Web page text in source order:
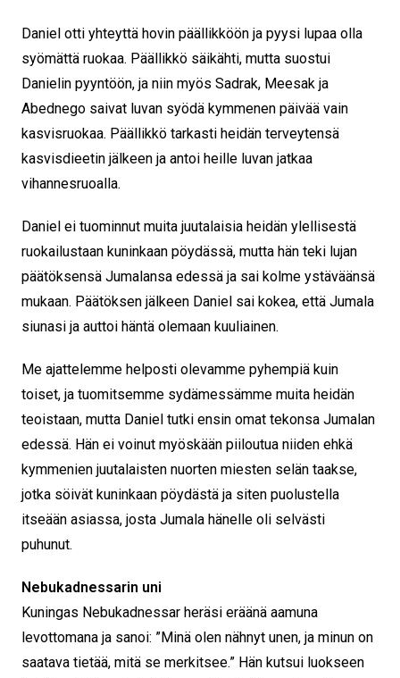
Daniel otti yhteyttä hovin päällikköön ja pyysi lupaa olla
syömättä ruokaa. Päällikkö säikähti, mutta suostui
Danielin pyyntöön, ja niin myös Sadrak, Meesak ja
Abednego saivat luvan syödä kymmenen päivää vain
kasvisruokaa. Päällikkö tarkasti heidän terveytensä
kasvisdieetin jälkeen ja antoi heille luvan jatkaa
vihannesruoalla.
Daniel ei tuominnut muita juutalaisia heidän ylellisestä
ruokailustaan kuninkaan pöydässä, mutta hän teki lujan
päätöksensä Jumalansa edessä ja sai kolme ystäväänsä
mukaan. Päätöksen jälkeen Daniel sai kokea, että Jumala
siunasi ja auttoi häntä olemaan kuuliainen.
Me ajattelemme helposti olevamme pyhempiä kuin
toiset, ja tuomitsemme sydämessämme muita heidän
teoistaan, mutta Daniel tutki ensin omat tekonsa Jumalan
edessä. Hän ei voinut myöskään piiloutua niiden ehkä
kymmenien juutalaisten nuorten miesten selän taakse,
jotka söivät kuninkaan pöydästä ja siten puolustella
itseään asiassa, josta Jumala hänelle oli selvästi
puhunut.
Nebukadnessarin uni
Kuningas Nebukadnessar heräsi eräänä aamuna
levottomana ja sanoi: ”Minä olen nähnyt unen, ja minun on
saatava tietää, mitä se merkitsee.” Hän kutsui luokseen